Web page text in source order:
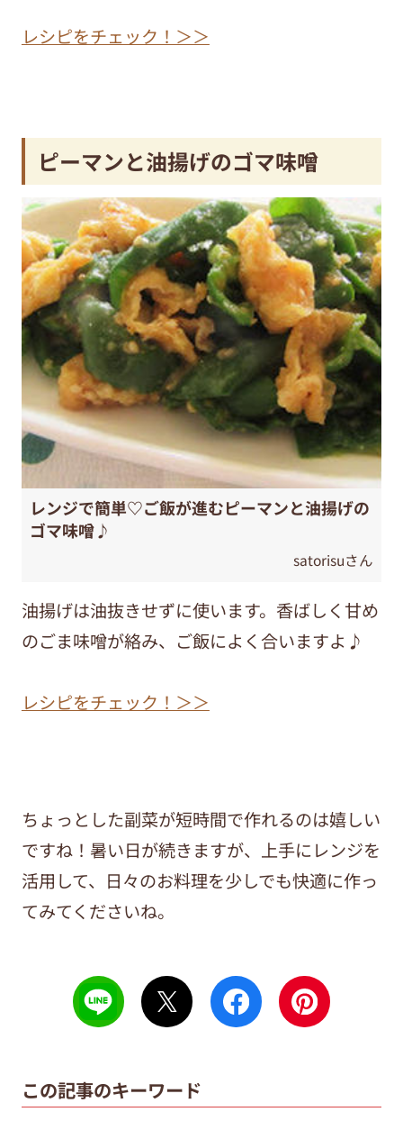
レシピをチェック！＞＞
ピーマンと油揚げのゴマ味噌
レンジで簡単♡ご飯が進むピーマンと油揚げの
ゴマ味噌♪
satorisuさん
油揚げは油抜きせずに使います。香ばしく甘め
のごま味噌が絡み、ご飯によく合いますよ♪
レシピをチェック！＞＞
ちょっとした副菜が短時間で作れるのは嬉しい
ですね！暑い日が続きますが、上手にレンジを
活用して、日々のお料理を少しでも快適に作っ
てみてくださいね。
この記事のキーワード